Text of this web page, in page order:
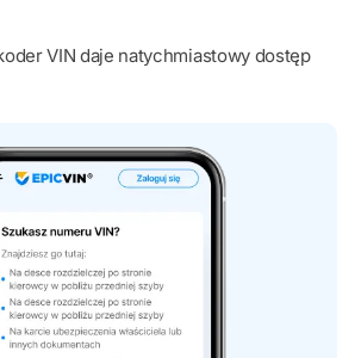
VIN daje natychmiastowy dostęp